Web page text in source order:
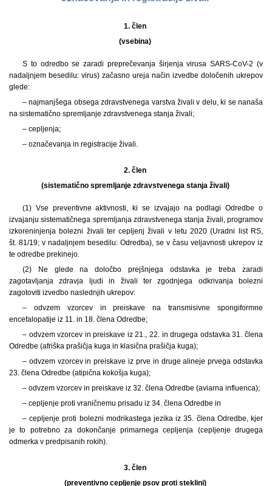
1. člen
(vsebina)
S to odredbo se zaradi preprečevanja širjenja virusa SARS-CoV-2 (v
nadaljnjem besedilu: virus) začasno ureja način izvedbe določenih ukrepov
glede:
– najmanjšega obsega zdravstvenega varstva živali v delu, ki se nanaša
na sistematično spremljanje zdravstvenega stanja živali;
– cepljenja;
– označevanja in registracije živali.
2. člen
(sistematično spremljanje zdravstvenega stanja živali)
(1) Vse preventivne aktivnosti, ki se izvajajo na podlagi Odredbe o
izvajanju sistematičnega spremljanja zdravstvenega stanja živali, programov
izkoreninjenja bolezni živali ter cepljenj živali v letu 2020 (Uradni list RS,
št. 81/19; v nadaljnjem besedilu: Odredba), se v času veljavnosti ukrepov iz
te odredbe prekinejo.
(2) Ne glede na določbo prejšnjega odstavka je treba zaradi
zagotavljanja zdravja ljudi in živali ter zgodnjega odkrivanja bolezni
zagotoviti izvedbo naslednjih ukrepov:
– odvzem vzorcev in preiskave na transmisivne spongiformne
encefalopatije iz 11. in 18. člena Odredbe;
– odvzem vzorcev in preiskave iz 21., 22. in drugega odstavka 31. člena
Odredbe (afriška prašičja kuga in klasična prašičja kuga);
– odvzem vzorcev in preiskave iz prve in druge alineje prvega odstavka
23. člena Odredbe (atipična kokošja kuga);
– odvzem vzorcev in preiskave iz 32. člena Odredbe (aviarna influenca);
– cepljenje proti vraničnemu prisadu iz 34. člena Odredbe in
– cepljenje proti bolezni modrikastega jezika iz 35. člena Odredbe, kjer
je to potrebno za dokončanje primarnega cepljenja (cepljenje drugega
odmerka v predpisanih rokih).
3. člen
(preventivno cepljenje psov proti steklini)